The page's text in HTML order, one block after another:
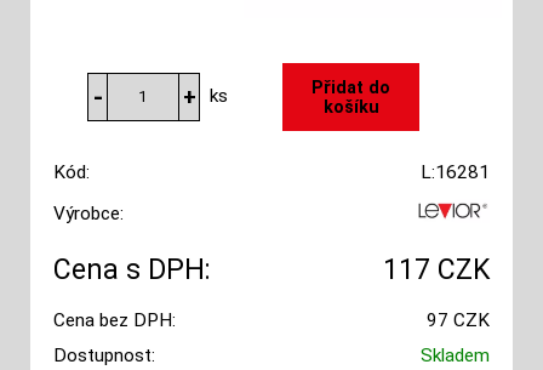
ks
Kód:
L:16281
Výrobce:
Cena s DPH: 117 CZK
Cena bez DPH:
97 CZK
Dostupnost:
Skladem